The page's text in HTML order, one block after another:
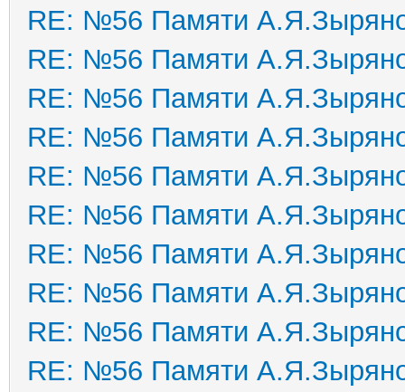
RE: №56 Памяти
RE: №56 Памяти
RE: №56 Памяти
RE: №56 Памяти
RE: №56 Памяти
RE: №56 Памяти
RE: №56 Памяти
RE: №56 Памяти
RE: №56 Памяти
RE: №56 Памяти